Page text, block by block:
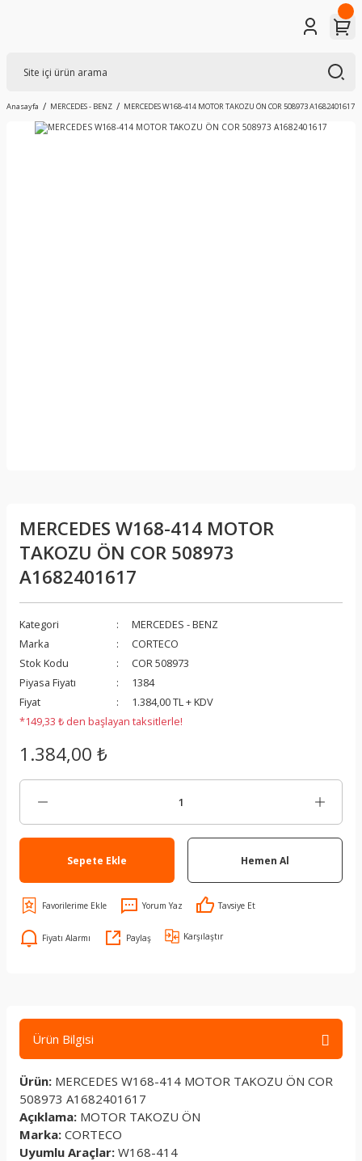
Anasayfa MERCEDES - BENZ MERCEDES W168-414 MOTOR TAKOZU ÖN COR 508973 A1682401617
MERCEDES W168-414 MOTOR
TAKOZU ÖN COR 508973
A1682401617
Kategori
MERCEDES - BENZ
Marka
CORTECO
Stok Kodu
COR 508973
Piyasa Fiyatı
1384
Fiyat
1.384,00 TL + KDV
*149,33 ₺ den başlayan taksitlerle!
1.384,00 ₺
Sepete Ekle Hemen Al
Yorum Yaz Tavsiye Et
Fiyatı Alarmı Paylaş Karşılaştır
Ürün Bilgisi
Ürün: MERCEDES W168-414 MOTOR TAKOZU ÖN COR
508973 A1682401617
Açıklama: MOTOR TAKOZU ÖN
Marka: CORTECO
Uyumlu Araçlar: W168-414